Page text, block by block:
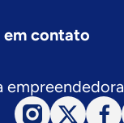
em contato
empreendedora